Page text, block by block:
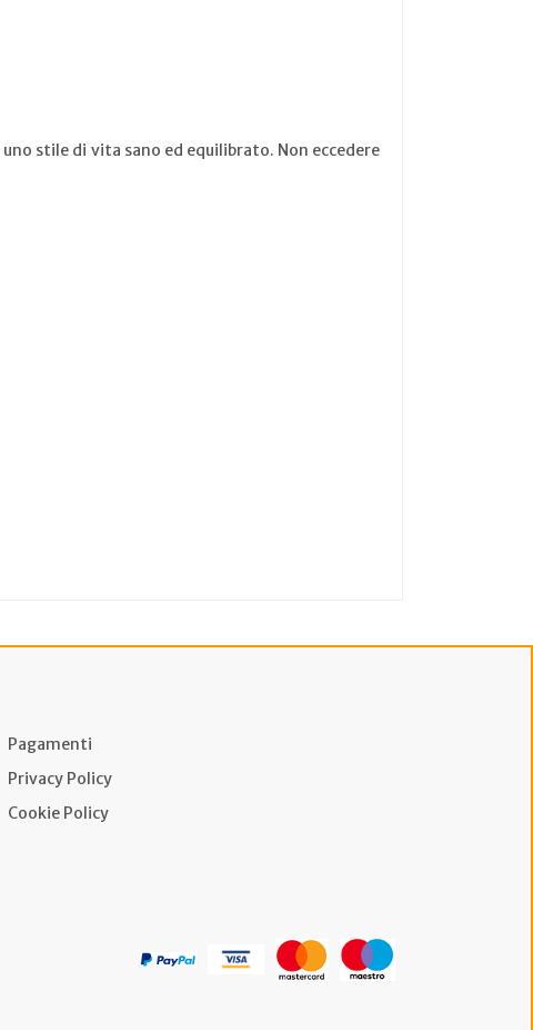
stile di vita sano ed equilibrato. Non eccedere
Pagamenti
Privacy Policy
Cookie Policy